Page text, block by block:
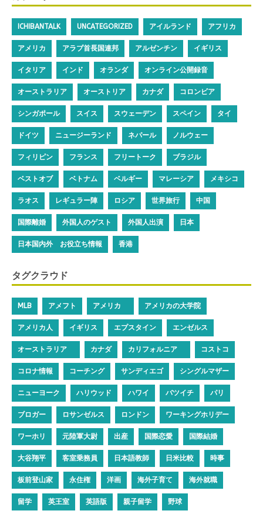
ICHIBANTALK UNCATEGORIZED アイルランド アフリカ
アメリカ アラブ首長国連邦 アルゼンチン イギリス
イタリア インド オランダ オンライン公開録音
オーストラリア オーストリア カナダ コロンビア
シンガポール スイス スウェーデン スペイン タイ
ドイツ ニュージーランド ネパール ノルウェー
フィリピン フランス フリートーク ブラジル
ベストオブ ベトナム ベルギー マレーシア メキシコ
ラオス レギュラー陣 ロシア 世界旅行 中国
国際離婚 外国人のゲスト 外国人出演 日本
日本国内外 お役立ち情報 香港
タグクラウド
MLB アメフト アメリカ アメリカの大学院
アメリカ人 イギリス エプスタイン エンゼルス
オーストラリア カナダ カリフォルニア コストコ
コロナ情報 コーチング サンディエゴ シングルマザー
ニューヨーク ハリウッド ハワイ バツイチ パリ
ブロガー ロサンゼルス ロンドン ワーキングホリデー
ワーホリ 元陸軍大尉 出産 国際恋愛 国際結婚
大谷翔平 客室乗務員 日本語教師 日米比較 時事
板前登山家 永住権 洋画 海外子育て 海外就職
留学 英王室 英語版 親子留学 野球